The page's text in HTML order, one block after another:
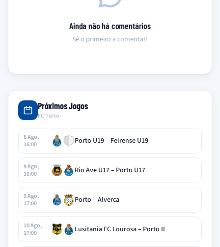
Ainda não há comentários
Sê o primeiro a comentar!
Próximos Jogos
FC Porto
8 Ago,
16:00
Porto U19 – Feirense U19
9 Ago,
10:00
Rio Ave U17 – Porto U17
9 Ago,
17:00
Porto – Alverca
10 Ago,
17:00
Lusitania FC Lourosa – Porto II